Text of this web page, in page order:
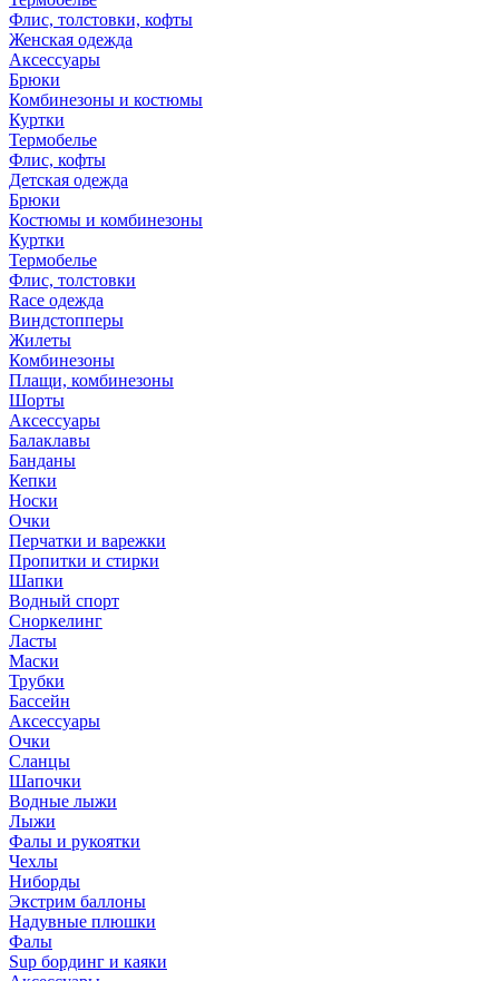
Флис, толстовки, кофты
Женская одежда
Аксессуары
Брюки
Комбинезоны и костюмы
Куртки
Термобелье
Флис, кофты
Детская одежда
Брюки
Костюмы и комбинезоны
Куртки
Термобелье
Флис, толстовки
Race одежда
Виндстопперы
Жилеты
Комбинезоны
Плащи, комбинезоны
Шорты
Аксессуары
Балаклавы
Банданы
Кепки
Носки
Очки
Перчатки и варежки
Пропитки и стирки
Шапки
Водный спорт
Сноркелинг
Ласты
Маски
Трубки
Бассейн
Аксессуары
Очки
Сланцы
Шапочки
Водные лыжи
Лыжи
Фалы и рукоятки
Чехлы
Ниборды
Экстрим баллоны
Надувные плюшки
Фалы
Sup бординг и каяки